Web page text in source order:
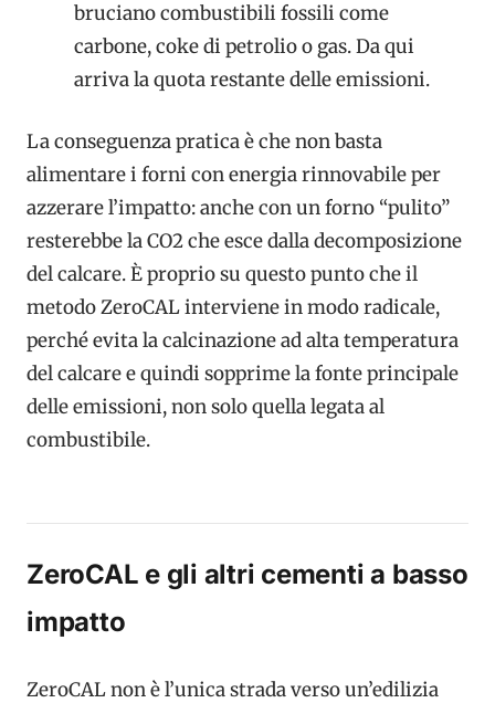
bruciano combustibili fossili come
carbone, coke di petrolio o gas. Da qui
arriva la quota restante delle emissioni.
La conseguenza pratica è che non basta
alimentare i forni con energia rinnovabile per
azzerare l’impatto: anche con un forno “pulito”
resterebbe la CO2 che esce dalla decomposizione
del calcare. È proprio su questo punto che il
metodo ZeroCAL interviene in modo radicale,
perché evita la calcinazione ad alta temperatura
del calcare e quindi sopprime la fonte principale
delle emissioni, non solo quella legata al
combustibile.
ZeroCAL e gli altri cementi a basso
impatto
ZeroCAL non è l’unica strada verso un’edilizia